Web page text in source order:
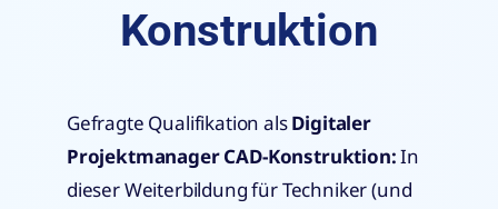
Konstruktion
Gefragte Qualifikation alsDigitaler
Projektmanager CAD-Konstruktion:In
dieser Weiterbildung für Techniker (und